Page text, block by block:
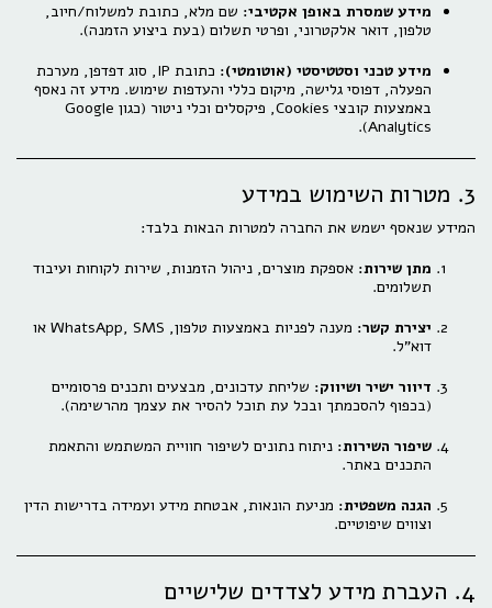
מידע שמסרת באופן אקטיבי:שם מלא, כתובת למשלוח/חיוב,
טלפון, דואר אלקטרוני, ופרטי תשלום (בעת ביצוע הזמנה).
מידע טכני וסטטיסטי (אוטומטי):
כתובת IP, סוג דפדפן, מערכת
הפעלה, דפוסי גלישה, מיקום כללי והעדפות שימוש. מידע זה נאסף
באמצעות קובצי Cookies, פיקסלים וכלי ניטור (כגון Google
Analytics).
המידע שנאסף ישמש את החברה למטרות הבאות בלבד:
מתן שירות:אספקת מוצרים, ניהול הזמנות, שירות לקוחות ועיבוד
תשלומים.
יצירת קשר:
מענה לפניות באמצעות טלפון, WhatsApp, SMS או
דוא"ל.
דיוור ישיר ושיווק:שליחת עדכונים, מבצעים ותכנים פרסומיים
(בכפוף להסכמתך ובכל עת תוכל להסיר את עצמך מהרשימה).
שיפור השירות:ניתוח נתונים לשיפור חוויית המשתמש והתאמת
התכנים באתר.
הגנה משפטית:מניעת הונאות, אבטחת מידע ועמידה בדרישות הדין
וצווים שיפוטיים.